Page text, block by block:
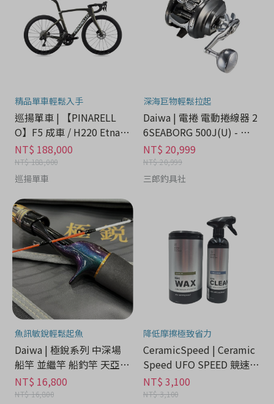
精品單車輕鬆入手
巡揚單車 | 【PINARELL
O】F5 成車 / H220 Etna B
lack Matt
NT$ 188,000
NT$ 188,000
巡揚單車
深海巨物輕鬆拉起
Daiwa | 電捲 電動捲線器 2
6SEABORG 500J(U) - 運
動戶外分期
NT$ 20,999
NT$ 20,999
三郎釣具社
魚訊敏銳輕鬆起魚
Daiwa | 極銳系列 中深場
船竿 並繼竿 船釣竿 天亞白
帶魚竿TENYA - 運動戶外
分期
NT$ 16,800
NT$ 16,800
降低摩擦極致省力
CeramicSpeed | Ceramic
Speed UFO SPEED 競速鏈
條蠟套裝組 - 運動戶外分期
NT$ 3,100
NT$ 3,100